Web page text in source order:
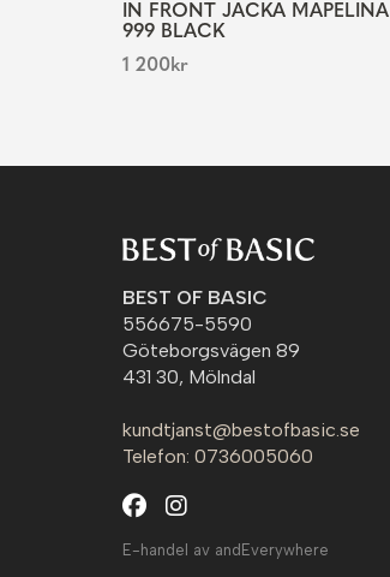
IN FRONT JACKA MAPELINA
999 BLACK
1 200kr
BEST OF BASIC
556675-5590
Göteborgsvägen 89
431 30, Mölndal
kundtjanst@bestofbasic.se
Telefon: 0736005060
E-handel av andEverywhere